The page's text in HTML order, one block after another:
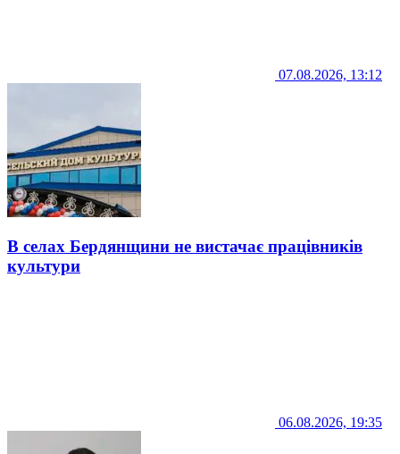
07.08.2026, 13:12
В селах Бердянщини не вистачає працівників
культури
06.08.2026, 19:35